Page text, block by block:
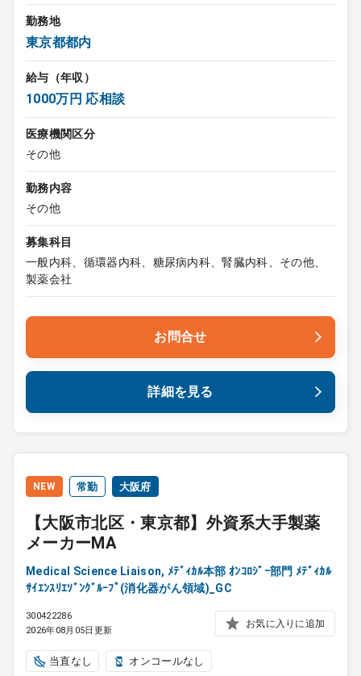
勤務地
東京都都内
給与（年収）
1000万円 応相談
医療機関区分
その他
勤務内容
その他
募集科目
一般内科、循環器内科、糖尿病内科、腎臓内科、その他、
製薬会社
お問合せ
詳細を見る
NEW 常勤 大阪府
【大阪市北区・東京都】外資系大手製薬
メーカーMA
Medical Science Liaison, ﾒﾃﾞｨｶﾙ本部 ｵﾝｺﾛｼﾞｰ部門 ﾒﾃﾞｨｶﾙ
ｻｲｴﾝｽﾘｴｿﾞﾝｸﾞﾙｰﾌﾟ(消化器がん領域)_GC
300422286
2026年08月05日更新
お気に入りに追加
当直なし オンコールなし